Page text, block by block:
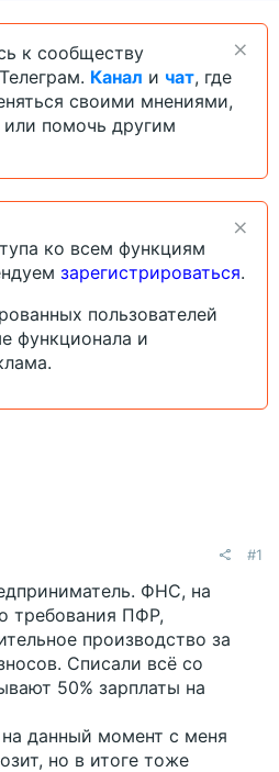
к сообществу
Канал и чат, где
своими мнениями,
помочь другим
ко всем функциям
зарегистрироваться.
пользователей
функционала и
#1
ФНС, на
требования ПФР,
производство за
Списали всё со
50% зарплаты на
данный момент с меня
но в итоге тоже